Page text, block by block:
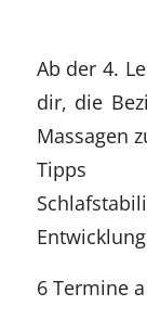
Ab der 4.
dir, die
Massagen
Tipps
6 Termine